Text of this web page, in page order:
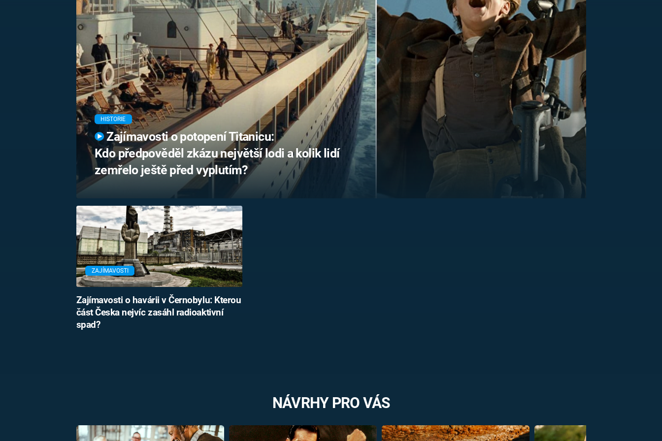
PRVNÍ SVĚTOVÁ
MARIE TEREZIE
NAPOLEON
BONAPARTE
BRITSKÁ
KRÁLOVSKÁ
RODINA
UFO A
MIMOZEMŠŤANÉ
UTAJENÉ PŘÍBĚHY
ČESKÝCH DĚJIN
ALTERNATIVNÍ
HISTORIE
FILMY VERSUS
REALITA
HORORY VERSUS
REALITA
OPTICKÉ ILUZE A
HISTORIE
Zajímavosti o potopení Titanicu:
Kdo předpověděl zkázu největší lodi a kolik lidí
zemřelo ještě před vyplutím?
ZAJÍMAVOSTI
Zajímavosti o havárii v Černobylu: Kterou
část Česka nejvíc zasáhl radioaktivní
spad?
NÁVRHY PRO VÁS